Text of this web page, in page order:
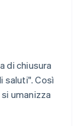
di chiusura
saluti". Così
umanizza